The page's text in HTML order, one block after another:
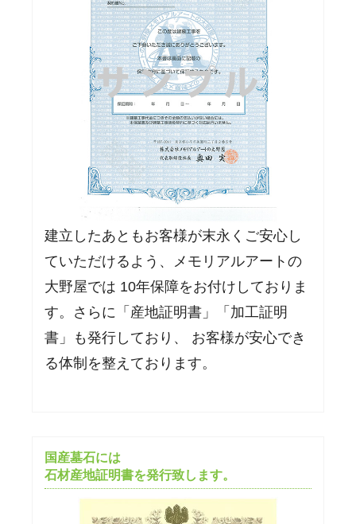
建立したあともお客様が末永くご安心し
ていただけるよう、メモリアルアートの
大野屋では 10年保障をお付けしておりま
す。さらに「産地証明書」「加工証明
書」も発行しており、 お客様が安心でき
る体制を整えております。
国産墓石には
石材産地証明書を発行致します。